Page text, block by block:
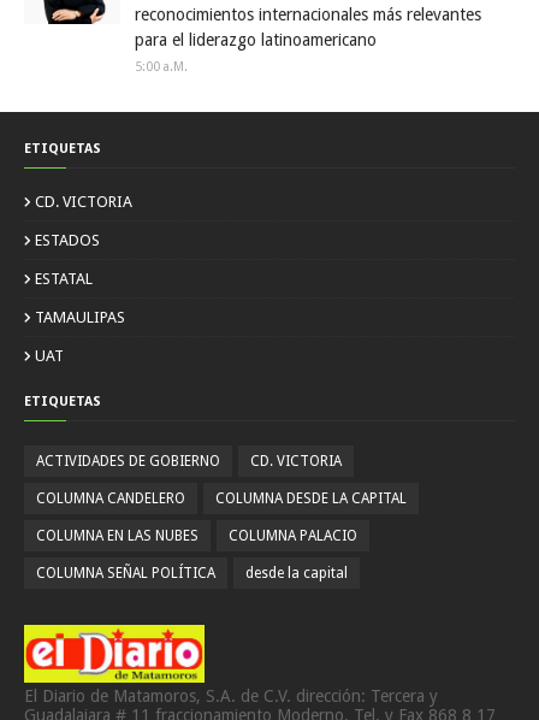
reconocimientos internacionales más relevantes
para el liderazgo latinoamericano
5:00 A.m.
ETIQUETAS
CD. VICTORIA
ESTADOS
ESTATAL
TAMAULIPAS
UAT
ETIQUETAS
ACTIVIDADES DE GOBIERNO CD. VICTORIA
COLUMNA CANDELERO COLUMNA DESDE LA CAPITAL
COLUMNA EN LAS NUBES COLUMNA PALACIO
COLUMNA SEÑAL POLÍTICA desde la capital
El Diario de Matamoros, S.A. de C.V. dirección: Tercera y
Guadalajara # 11 fraccionamiento Moderno. Tel. y Fax 868 8 17